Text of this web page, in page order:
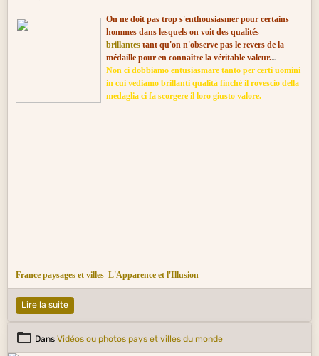
On ne doit pas trop s'enthousiasmer pour certains
hommes dans lesquels on voit des qualités
brillantestant qu'on n'observe pas le revers de la
médaille pour en connaître la véritable valeur.
Non ci dobbiamo entusiasmare tanto per certi uomini
in cui vediamo brillanti qualità finchè il rovescio della
medaglia ci fa scorgere il loro giusto valore.
France paysages et villes L'Apparence et l'Illusion
Lire la suite
Dans Vidéos ou photos pays et villes du monde